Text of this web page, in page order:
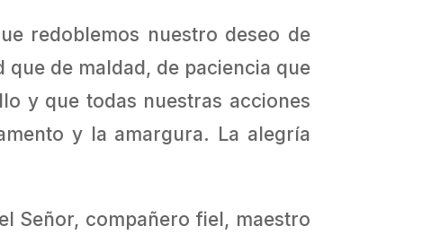
redoblemos nuestro deseo de
de maldad, de paciencia que
y que todas nuestras acciones
y la amargura. La alegría
Señor, compañero fiel, maestro